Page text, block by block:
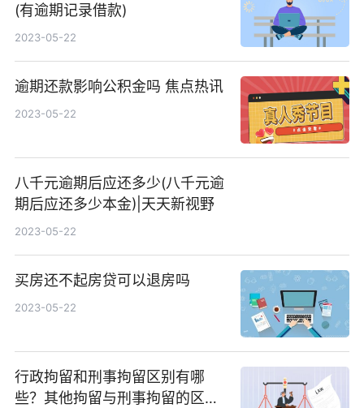
(有逾期记录借款)
2023-05-22
逾期还款影响公积金吗 焦点热讯
2023-05-22
八千元逾期后应还多少(八千元逾
期后应还多少本金)|天天新视野
2023-05-22
买房还不起房贷可以退房吗
2023-05-22
行政拘留和刑事拘留区别有哪
些？其他拘留与刑事拘留的区别